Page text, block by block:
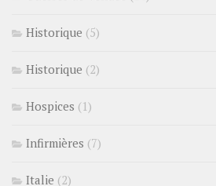
Historique (5)
Historique (2)
Hospices (1)
Infirmières (7)
Italie (2)